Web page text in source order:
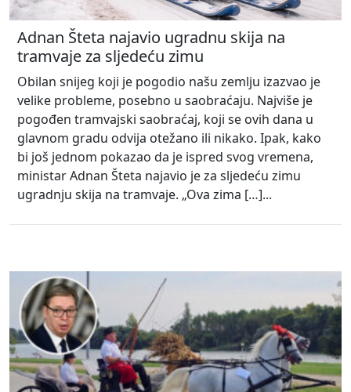
Adnan Šteta najavio ugradnu skija na
tramvaje za sljedeću zimu
Obilan snijeg koji je pogodio našu zemlju izazvao je
velike probleme, posebno u saobraćaju. Najviše je
pogođen tramvajski saobraćaj, koji se ovih dana u
glavnom gradu odvija otežano ili nikako. Ipak, kako
bi još jednom pokazao da je ispred svog vremena,
ministar Adnan Šteta najavio je za sljedeću zimu
ugradnju skija na tramvaje. „Ova zima […]...